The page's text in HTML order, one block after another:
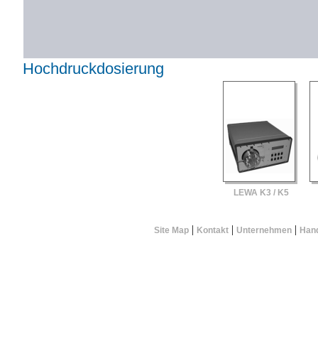
Hochdruckdosierung
LEWA K3 / K5
Site Map | Kontakt | Unternehmen |